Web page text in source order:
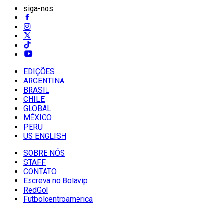
siga-nos
EDIÇÕES
ARGENTINA
BRASIL
CHILE
GLOBAL
MÉXICO
PERU
US ENGLISH
SOBRE NÓS
STAFF
CONTATO
Escreva no Bolavip
RedGol
Futbolcentroamerica